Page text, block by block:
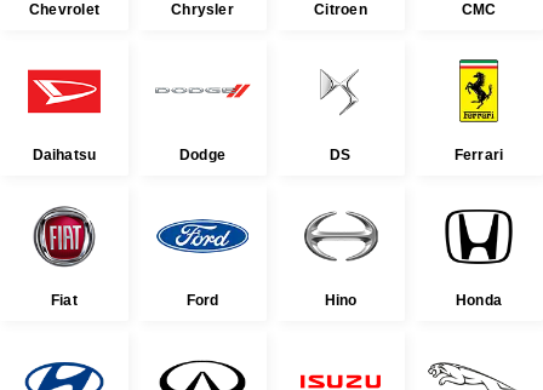
Chevrolet Chrysler Citroen CMC
Daihatsu Dodge DS Ferrari
Fiat Ford Hino Honda